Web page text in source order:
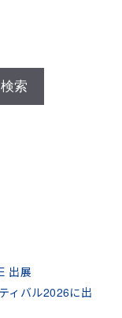
検索
出展
ィバル2026に出